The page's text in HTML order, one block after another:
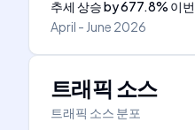
추세 상승by677.8% 이
April - June 2026
트래픽 소스
트래픽 소스 분포